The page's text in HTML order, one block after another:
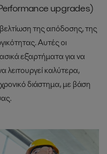
upgrades)
της απόδοσης, της
Αυτές οι
εξαρτήματα για να
λειτουργεί καλύτερα,
διάστημα, με βάση